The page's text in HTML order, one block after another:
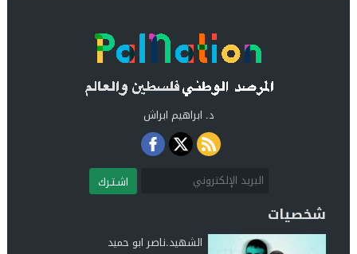
د. ابراهيم ابراش
اشـتـرك
شخصيات
الشهيد.ناصر ابو حميد